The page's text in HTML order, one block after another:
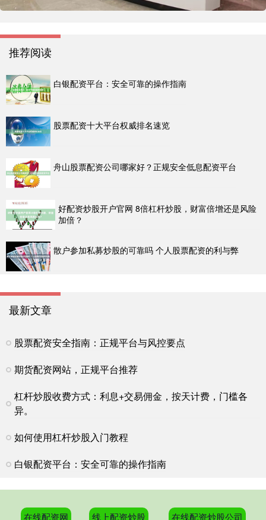
推荐阅读
白银配资平台：安全可靠的操作指南
股票配资十大平台权威排名速览
舟山股票配资公司哪家好？正规安全低息配资平台
好配资炒股开户官网 8倍杠杆炒股，财富倍增还是风险
加倍？
散户参加私募炒股的可靠吗 个人股票配资的利与弊
最新文章
股票配资安全指南：正规平台与风控要点
期货配资网站，正规平台推荐
杠杆炒股收费方式：利息+交易佣金，按天计费，门槛各
异。
如何使用杠杆炒股入门教程
白银配资平台：安全可靠的操作指南
在线配资网 线上配资炒股 在线配资炒股公司